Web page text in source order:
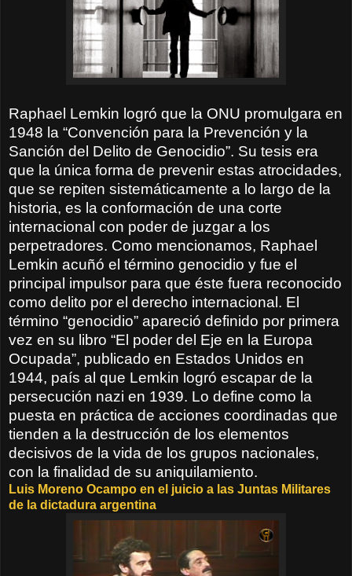
Raphael Lemkin logró que la ONU promulgara en
1948 la “Convención para la Prevención y la
Sanción del Delito de Genocidio”. Su tesis era
que la única forma de prevenir estas atrocidades,
que se repiten sistemáticamente a lo largo de la
historia, es la conformación de una corte
internacional con poder de juzgar a los
perpetradores. Como mencionamos, Raphael
Lemkin acuñó el término genocidio y fue el
principal impulsor para que éste fuera reconocido
como delito por el derecho internacional. El
término “genocidio” apareció definido por primera
vez en su libro “El poder del Eje en la Europa
Ocupada”, publicado en Estados Unidos en
1944, país al que Lemkin logró escapar de la
persecución nazi en 1939. Lo define como la
puesta en práctica de acciones coordinadas que
tienden a la destrucción de los elementos
decisivos de la vida de los grupos nacionales,
con la finalidad de su aniquilamiento.
Luis Moreno Ocampo en el juicio a las Juntas Militares
de la dictadura argentina